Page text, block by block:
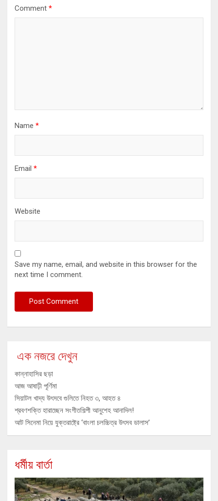
Comment *
Name *
Email *
Website
Save my name, email, and website in this browser for the
next time I comment.
এক নজরে দেখুন
কান্নাহাসির ছড়া
আজ আষাঢ়ী পূর্ণিমা
সিয়াটল খাদ্য উৎসবে গুলিতে নিহত ৩, আহত ৪
শ্রবণশক্তি হারাচ্ছেন সংগীতশিল্পী আনুশেহ আনাদিল!
আট সিনেমা নিয়ে যুক্তরাষ্ট্রে ‘বাংলা চলচ্চিত্র উৎসব ডালাস’
ধর্মীয় বার্তা